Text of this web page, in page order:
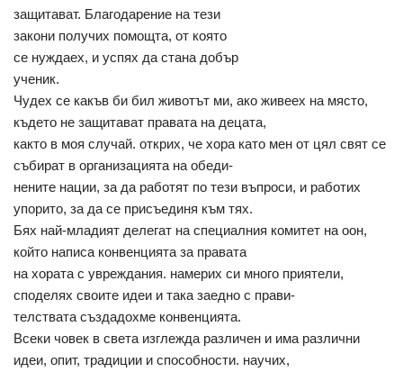
защитават. Благодарение на тези
закони получих помощта, от която
се нуждаех, и успях да стана добър
ученик.
Чудех се какъв би бил животът ми, ако живеех на място,
където не защитават правата на децата,
както в моя случай. открих, че хора като мен от цял свят се
събират в организацията на обеди-
нените нации, за да работят по тези въпроси, и работих
упорито, за да се присъединя към тях.
Бях най-младият делегат на специалния комитет на оон,
който написа конвенцията за правата
на хората с увреждания. намерих си много приятели,
споделях своите идеи и така заедно с прави-
телствата създадохме конвенцията.
Всеки човек в света изглежда различен и има различни
идеи, опит, традиции и способности. научих,